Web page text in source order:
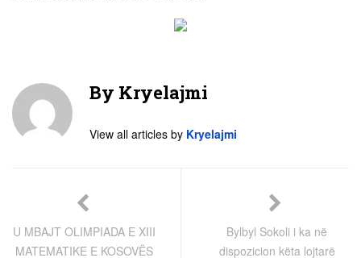
By Kryelajmi
View all articles by Kryelajmi
U MBAJT OLIMPIADA E XIII
MATEMATIKE E KOSOVËS
Bylbyl Sokoli i ka në
dispozicion këta lojtarë